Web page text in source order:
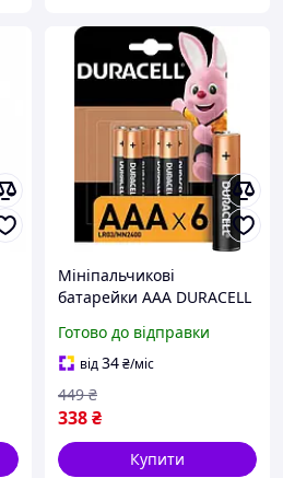
Мініпальчикові
батарейки ААА DURACELL
мізинчикові, дюрасел
Готово до відправки
від34₴/міс
338₴
449 ₴
Купити